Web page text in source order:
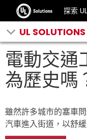
探索
UL
電動交通
為歷史嗎
雖然許多城市的塞車
汽車進入街道，以舒